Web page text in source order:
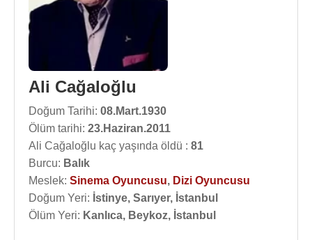
Ali Cağaloğlu
Doğum Tarihi: 08.Mart.1930
Ölüm tarihi: 23.Haziran.2011
Ali Cağaloğlu kaç yaşında öldü : 81
Burcu: Balık
Meslek: Sinema Oyuncusu, Dizi Oyuncusu
Doğum Yeri: İstinye, Sarıyer, İstanbul
Ölüm Yeri: Kanlıca, Beykoz, İstanbul